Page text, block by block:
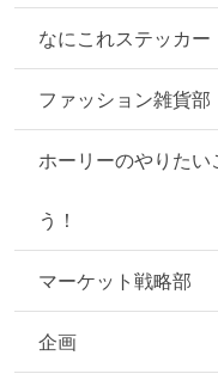
なにこれステッカー
ファッション雑貨部
ホーリーのやりたい
う！
マーケット戦略部
企画